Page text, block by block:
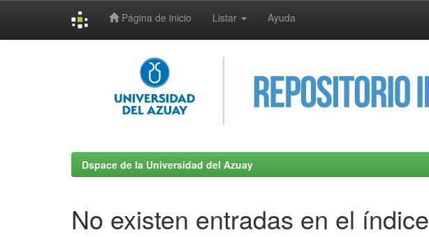
Página de inicio Listar Ayuda
Dspace de la Universidad del Azuay
No existen entradas en el índice